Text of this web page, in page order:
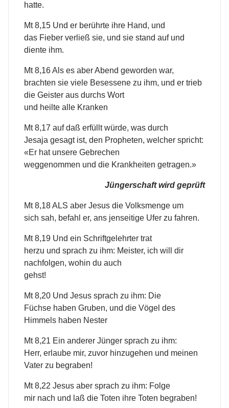
hatte.
Mt 8,15 Und er berührte ihre Hand, und
das Fieber verließ sie, und sie stand auf und
diente ihm.
Mt 8,16 Als es aber Abend geworden war,
brachten sie viele Besessene zu ihm, und er trieb
die Geister aus durchs Wort
und heilte alle Kranken
Mt 8,17 auf daß erfüllt würde, was durch
Jesaja gesagt ist, den Propheten, welcher spricht:
«Er hat unsere Gebrechen
weggenommen und die Krankheiten getragen.»
Jüngerschaft wird geprüft
Mt 8,18 ALS aber Jesus die Volksmenge um
sich sah, befahl er, ans jenseitige Ufer zu fahren.
Mt 8,19 Und ein Schriftgelehrter trat
herzu und sprach zu ihm: Meister, ich will dir
nachfolgen, wohin du auch
gehst!
Mt 8,20 Und Jesus sprach zu ihm: Die
Füchse haben Gruben, und die Vögel des
Himmels haben Nester
Mt 8,21 Ein anderer Jünger sprach zu ihm:
Herr, erlaube mir, zuvor hinzugehen und meinen
Vater zu begraben!
Mt 8,22 Jesus aber sprach zu ihm: Folge
mir nach und laß die Toten ihre Toten begraben!